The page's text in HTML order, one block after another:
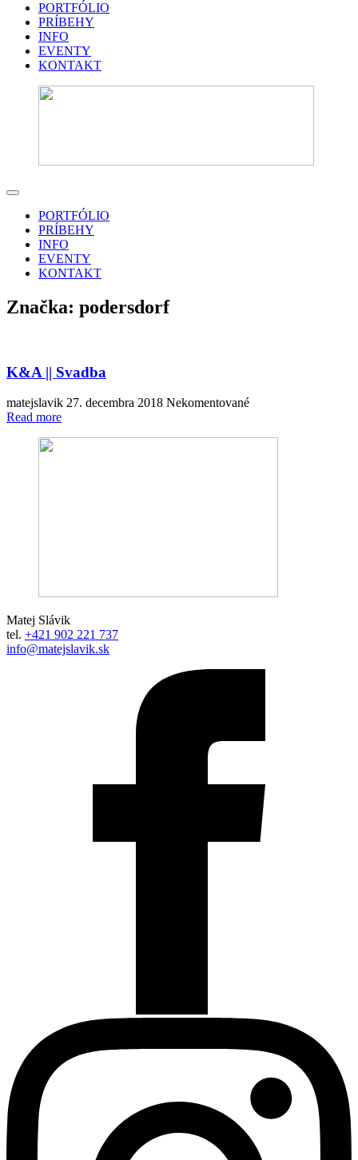
PORTFÓLIO
PRÍBEHY
INFO
EVENTY
KONTAKT
PORTFÓLIO
PRÍBEHY
INFO
EVENTY
KONTAKT
Značka: podersdorf
K&A || Svadba
matejslavik 27. decembra 2018 Nekomentované
Read more
Matej Slávik
tel. +421 902 221 737
info@matejslavik.sk